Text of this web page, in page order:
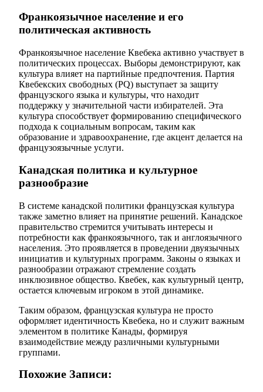
Франкоязычное население и его
политическая активность
Франкоязычное население Квебека активно участвует в
политических процессах. Выборы демонстрируют, как
культура влияет на партийные предпочтения. Партия
Квебекских свободных (PQ) выступает за защиту
французского языка и культуры, что находит
поддержку у значительной части избирателей. Эта
культура способствует формированию специфического
подхода к социальным вопросам, таким как
образование и здравоохранение, где акцент делается на
французоязычные услуги.
Канадская политика и культурное
разнообразие
В системе канадской политики французская культура
также заметно влияет на принятие решений. Канадское
правительство стремится учитывать интересы и
потребности как франкоязычного, так и англоязычного
населения. Это проявляется в проведении двуязычных
инициатив и культурных программ. Законы о языках и
разнообразии отражают стремление создать
инклюзивное общество. Квебек, как культурный центр,
остается ключевым игроком в этой динамике.
Таким образом, французская культура не просто
оформляет идентичность Квебека, но и служит важным
элементом в политике Канады, формируя
взаимодействие между различными культурными
группами.
Похожие Записи: